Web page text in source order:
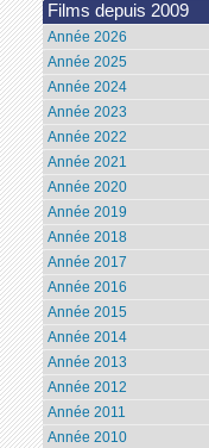
Films depuis 2009
Année 2026
Année 2025
Année 2024
Année 2023
Année 2022
Année 2021
Année 2020
Année 2019
Année 2018
Année 2017
Année 2016
Année 2015
Année 2014
Année 2013
Année 2012
Année 2011
Année 2010